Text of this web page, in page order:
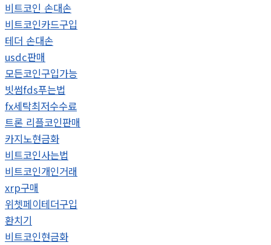
비트코인 손대손
비트코인카드구입
테더 손대손
usdc판매
모든코인구입가능
빗썸fds푸는법
fx세탁최저수수료
트론 리플코인판매
카지노현금화
비트코인사는법
비트코인개인거래
xrp구매
위쳇페이테더구입
환치기
비트코인현금화